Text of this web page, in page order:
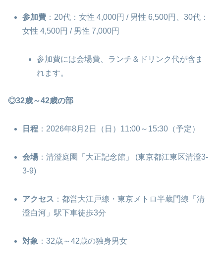
参加費 ：20代：女性 4,000円 / 男性 6,500円、30代：
女性 4,500円 / 男性 7,000円
参加費には会場費、ランチ＆ドリンク代が含ま
れます。
◎32歳～42歳の部
日程 ：2026年8月2日（日）11:00～15:30（予定）
会場 ：清澄庭園「大正記念館」 (東京都江東区清澄3-
3-9)
アクセス ：都営大江戸線・東京メトロ半蔵門線「清
澄白河」駅下車徒歩3分
対象 ：32歳～42歳の独身男女